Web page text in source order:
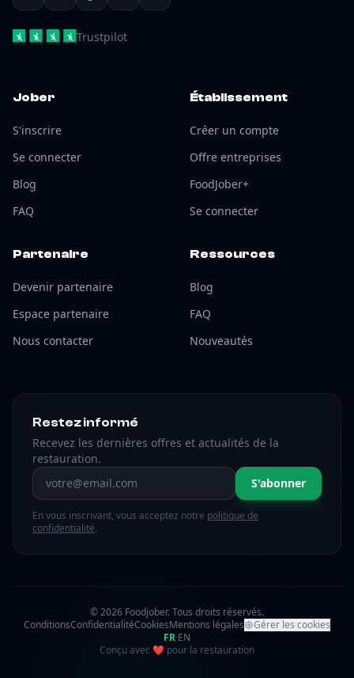
Trustpilot
Jober
S'inscrire
Se connecter
Blog
FAQ
Établissement
Créer un compte
Offre entreprises
FoodJober+
Se connecter
Partenaire
Devenir partenaire
Espace partenaire
Nous contacter
Ressources
Blog
FAQ
Nouveautés
Restez informé
Recevez les dernières offres et actualités de la
restauration.
Adresse email S'abonner
En vous inscrivant, vous acceptez notre politique de
confidentialité.
© 2026 Foodjober. Tous droits réservés.
ConditionsConfidentialitéCookiesMentions légales
Gérer les cookies
FR·EN
Conçu avec ❤ amour
pour la restauration